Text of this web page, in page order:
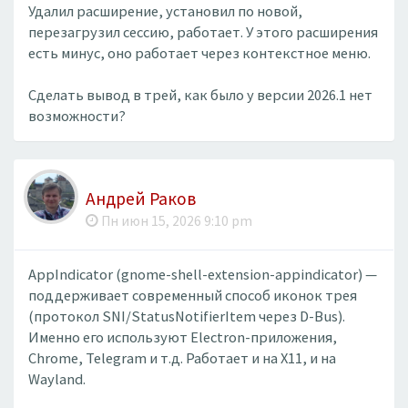
Удалил расширение, установил по новой,
перезагрузил сессию, работает. У этого расширения
есть минус, оно работает через контекстное меню.
Сделать вывод в трей, как было у версии 2026.1 нет
возможности?
Андрей Раков
Пн июн 15, 2026 9:10 pm
AppIndicator (gnome-shell-extension-appindicator) —
поддерживает современный способ иконок трея
(протокол SNI/StatusNotifierItem через D-Bus).
Именно его используют Electron-приложения,
Chrome, Telegram и т.д. Работает и на X11, и на
Wayland.